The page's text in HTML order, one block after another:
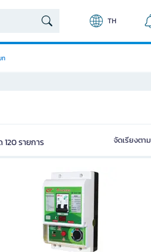
TH
ท
รายการ จัดเรียงตาม